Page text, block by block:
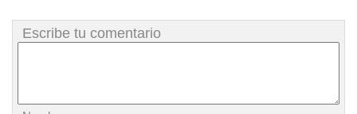
Escribe tu comentario